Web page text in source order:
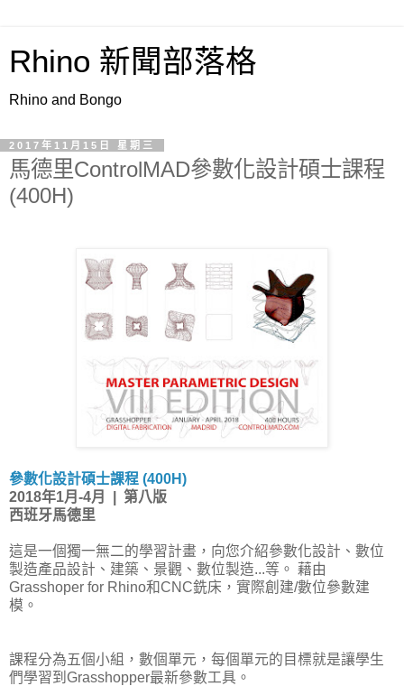
Rhino 新聞部落格
Rhino and Bongo
2017年11月15日 星期三
馬德里ControlMAD參數化設計碩士課程
(400H)
參數化設計碩士課程 (400H)
2018年1月-4月 | 第八版
西班牙馬德里
這是一個獨一無二的學習計畫，向您介紹參數化設計、數位
製造產品設計、建築、景觀、數位製造...等。 藉由
Grasshoper for Rhino和CNC銑床，實際創建/數位參數建
模。
課程分為五個小組，數個單元，每個單元的目標就是讓學生
們學習到Grasshopper最新參數工具。